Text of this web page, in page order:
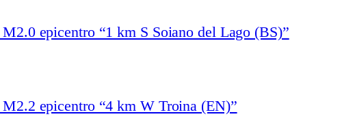
epicentro “1 km S Soiano del Lago (BS)”
epicentro “4 km W Troina (EN)”